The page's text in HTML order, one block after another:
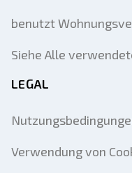
benutzt
Siehe Alle
LEGAL
Verwendung von